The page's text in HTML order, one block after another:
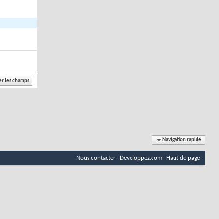
Navigation rapide
Nous contacter Developpez.com Haut de page